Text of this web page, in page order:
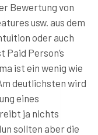
Bewertung von
usw. aus dem
oder auch
Paid Person’s
ist ein wenig wie
deutlichsten wird
eines
ja nichts
sollten aber die